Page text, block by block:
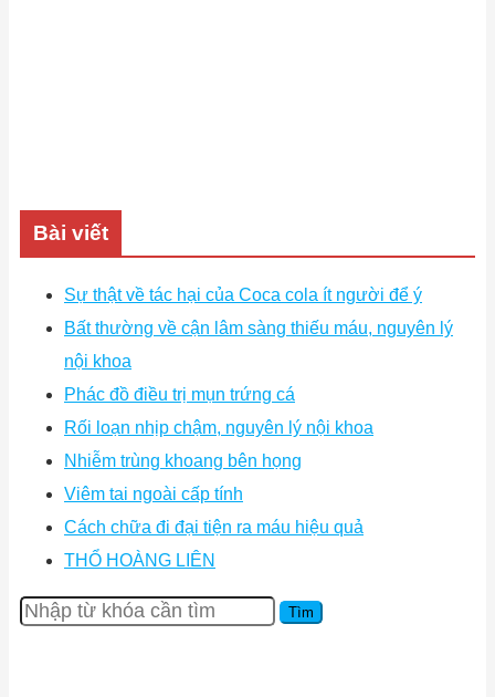
Bài viết
Sự thật về tác hại của Coca cola ít người để ý
Bất thường về cận lâm sàng thiếu máu, nguyên lý
nội khoa
Phác đồ điều trị mụn trứng cá
Rối loạn nhịp chậm, nguyên lý nội khoa
Nhiễm trùng khoang bên họng
Viêm tai ngoài cấp tính
Cách chữa đi đại tiện ra máu hiệu quả
THỔ HOÀNG LIÊN